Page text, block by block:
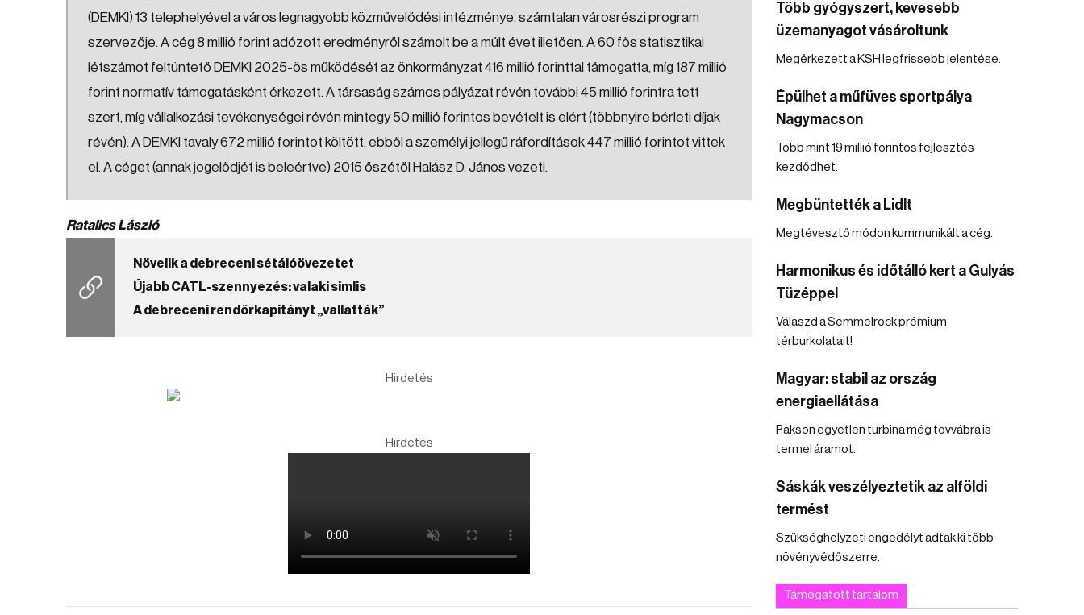
(DEMKI) 13 telephelyével a város legnagyobb közművelődési intézménye, számtalan városrészi program
szervezője. A cég 8 millió forint adózott eredményről számolt be a múlt évet illetően. A 60 fős statisztikai
létszámot feltüntető DEMKI 2025-ös működését az önkormányzat 416 millió forinttal támogatta, míg 187 millió
forint normatív támogatásként érkezett. A társaság számos pályázat révén további 45 millió forintra tett
szert, míg vállalkozási tevékenységei révén mintegy 50 millió forintos bevételt is elért (többnyire bérleti díjak
révén). A DEMKI tavaly 672 millió forintot költött, ebből a személyi jellegű ráfordítások 447 millió forintot vittek
el. A céget (annak jogelődjét is beleértve) 2015 őszétől Halász D. János vezeti.
Ratalics László
Növelik a debreceni sétálóövezetet
Újabb CATL-szennyezés: valaki simlis
A debreceni rendőrkapitányt „vallatták”
Hirdetés
Hirdetés
Több gyógyszert, kevesebb
üzemanyagot vásároltunk
Megérkezett a KSH legfrissebb jelentése.
Épülhet a műfüves sportpálya
Nagymacson
Több mint 19 millió forintos fejlesztés
kezdődhet.
Megbüntették a Lidlt
Megtévesztő módon kummunikált a cég.
Harmonikus és időtálló kert a Gulyás
Tüzéppel
Válaszd a Semmelrock prémium
térburkolatait!
Magyar: stabil az ország
energiaellátása
Pakson egyetlen turbina még tovvábra is
termel áramot.
Sáskák veszélyeztetik az alföldi
termést
Szükséghelyzeti engedélyt adtak ki több
növényvédőszerre.
Támogatott tartalom